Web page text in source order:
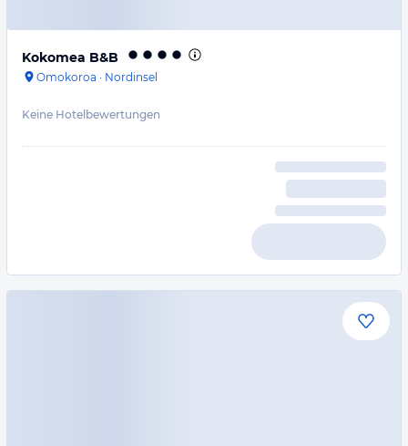
Kokomea B&B
Omokoroa · Nordinsel
Keine Hotelbewertungen